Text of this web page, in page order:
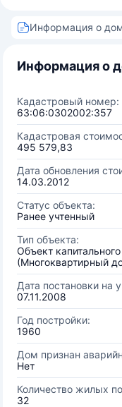
Информация о
Информация о
Кадастровый номер:
63:06:0302002:357
Кадастровая
495 579,83
Дата обновления
14.03.2012
Статус объекта:
Ранее учтенный
Тип объекта:
Объект
(Многоквартирный
Дата постановки на
07.11.2008
Год постройки:
1960
Дом признан
Нет
Количество жилых
32